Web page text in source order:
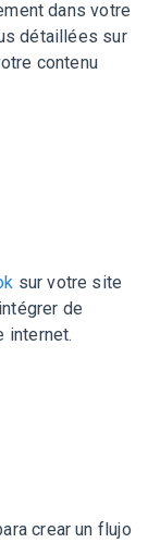
dans votre
détaillées sur
contenu
sur votre site
de
internet.
crear un flujo